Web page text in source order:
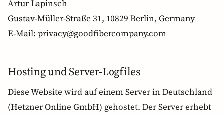
Artur Lapinsch
Gustav-Müller-Straße 31, 10829 Berlin, Germany
E-Mail: privacy@goodfibercompany.com
Hosting und Server-Logfiles
Diese Website wird auf einem Server in Deutschland
(Hetzner Online GmbH) gehostet. Der Server erhebt